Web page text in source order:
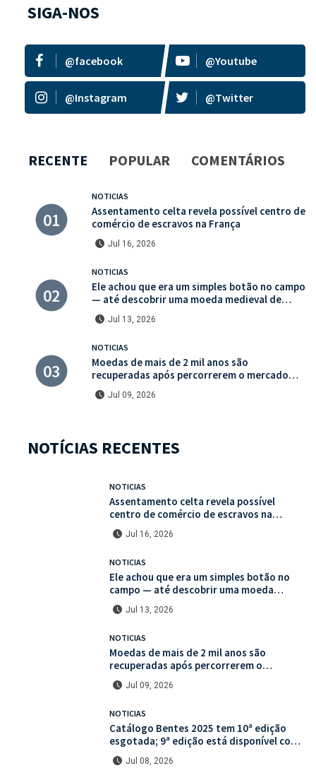
SIGA-NOS
@facebook @Youtube
@Instagram @Twitter
RECENTE POPULAR COMENTÁRIOS
NOTICIAS
Assentamento celta revela possível centro de
comércio de escravos na França
Jul 16, 2026
NOTICIAS
Ele achou que era um simples botão no campo
— até descobrir uma moeda medieval de
valor histórico incalculável
Jul 13, 2026
NOTICIAS
Moedas de mais de 2 mil anos são
recuperadas após percorrerem o mercado
ilegal de antiguidades
Jul 09, 2026
NOTÍCIAS RECENTES
NOTICIAS
Assentamento celta revela possível
centro de comércio de escravos na
França
Jul 16, 2026
NOTICIAS
Ele achou que era um simples botão no
campo — até descobrir uma moeda
medieval de valor histórico incalculável
Jul 13, 2026
NOTICIAS
Moedas de mais de 2 mil anos são
recuperadas após percorrerem o
mercado ilegal de antiguidades
Jul 09, 2026
NOTICIAS
Catálogo Bentes 2025 tem 10ª edição
esgotada; 9ª edição está disponível com
mais de 30% de desconto na unidade
Jul 08, 2026